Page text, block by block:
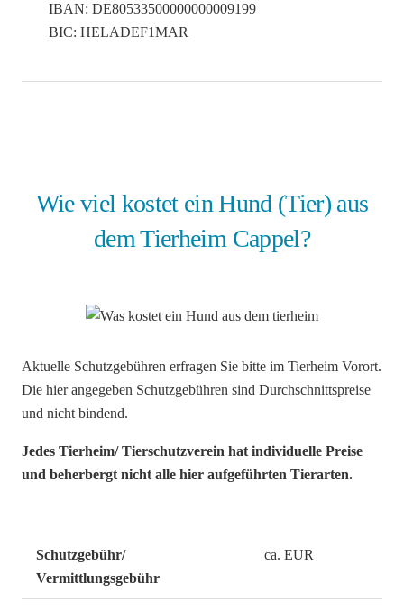
IBAN: DE80533500000000009199
BIC: HELADEF1MAR
Wie viel kostet ein Hund (Tier) aus
dem Tierheim Cappel?
Aktuelle Schutzgebühren erfragen Sie bitte im Tierheim Vorort.
Die hier angegeben Schutzgebühren sind Durchschnittspreise
und nicht bindend.
Jedes Tierheim/ Tierschutzverein hat individuelle Preise
und beherbergt nicht alle hier aufgeführten Tierarten.
Schutzgebühr/
Vermittlungsgebühr
ca. EUR